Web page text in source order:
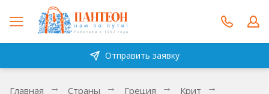
Отправить заявку
Главная Страны Греция
Крит